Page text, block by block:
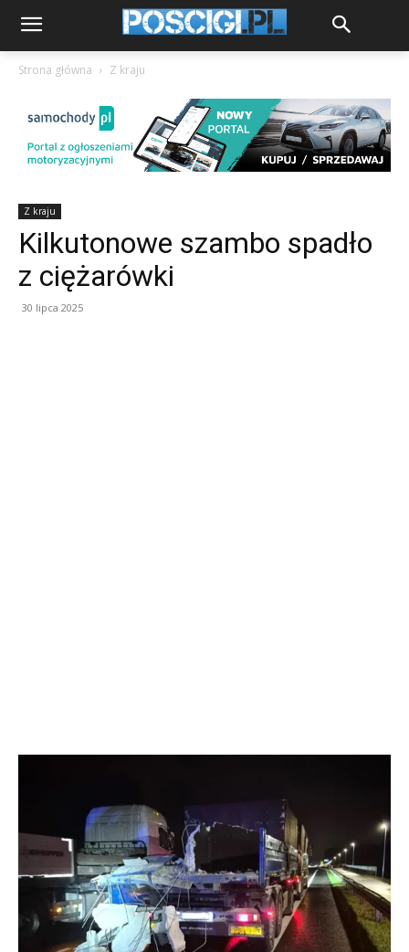
Strona główna Z kraju
Z kraju
Kilkutonowe szambo spadło
z ciężarówki
30 lipca 2025